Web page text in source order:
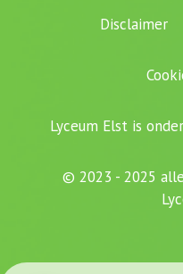
Disclaimer
Lyceum Elst is
© 2023 - 2025